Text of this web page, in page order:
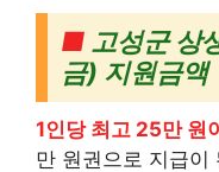
■ 고성군 상
금) 지원금액
1인당 최고 25만 원
만 원권으로 지급이